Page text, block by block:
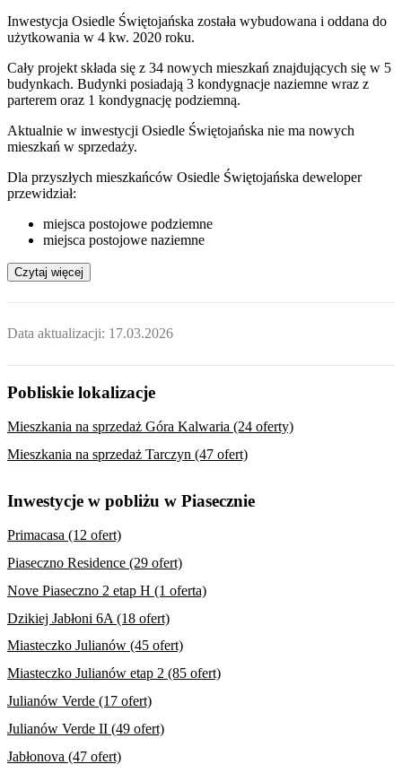
Inwestycja Osiedle Świętojańska została wybudowana i oddana do
użytkowania w 4 kw. 2020 roku.
Cały projekt składa się z 34 nowych mieszkań znajdujących się w 5
budynkach. Budynki posiadają 3 kondygnacje naziemne wraz z
parterem oraz 1 kondygnację podziemną.
Aktualnie w inwestycji Osiedle Świętojańska nie ma nowych
mieszkań w sprzedaży.
Dla przyszłych mieszkańców Osiedle Świętojańska deweloper
przewidział:
miejsca postojowe podziemne
miejsca postojowe naziemne
Czytaj więcej
Data aktualizacji: 17.03.2026
Pobliskie lokalizacje
Mieszkania na sprzedaż Góra Kalwaria (24 oferty)
Mieszkania na sprzedaż Tarczyn (47 ofert)
Inwestycje w pobliżu w Piasecznie
Primacasa (12 ofert)
Piaseczno Residence (29 ofert)
Nove Piaseczno 2 etap H (1 oferta)
Dzikiej Jabłoni 6A (18 ofert)
Miasteczko Julianów (45 ofert)
Miasteczko Julianów etap 2 (85 ofert)
Julianów Verde (17 ofert)
Julianów Verde II (49 ofert)
Jabłonova (47 ofert)